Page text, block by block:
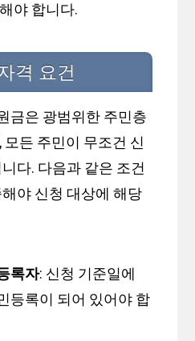
야 합니다.
격 요건
금은 광범위한 주민층
든 주민이 무조건 신
다. 다음과 같은 조건
야 신청 대상에 해당
록자: 신청 기준일에
등록이 되어 있어야 합